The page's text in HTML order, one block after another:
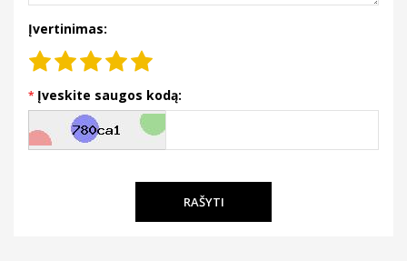
Įvertinimas:
Įveskite saugos kodą:
RAŠYTI